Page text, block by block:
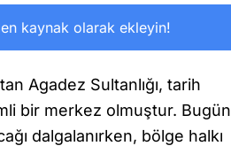
kaynak olarak ekleyin!
Agadez Sultanlığı, tarih
bir merkez olmuştur. Bugün
dalgalanırken, bölge halkı